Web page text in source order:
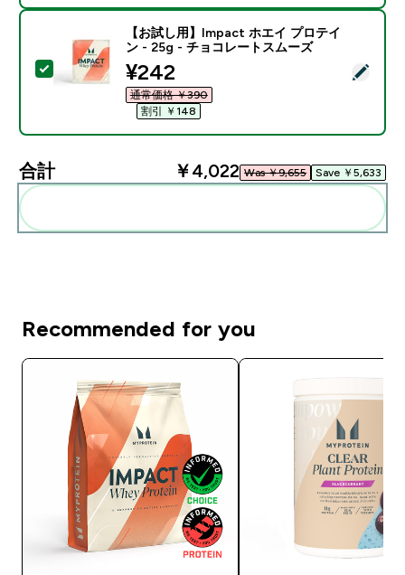
この商品を選択 - 【お試し用】Impact ホエイ プロテ
【お試し用】Impact ホエイ プロテイ
ン - 25g - チョコレートスムーズ
discounted price
¥242‎
通常価格 ￥390‎
割引 ￥148‎
合計 ￥4,022‎ Was ￥9,655‎ Save ￥5,633‎
Recommended for you